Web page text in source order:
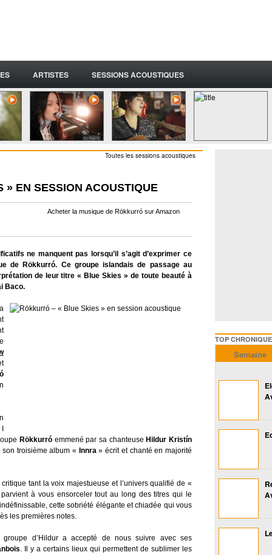
ARTISTES SESSIONS ACOUSTIQUES
Toutes les sessions acoustiques
EN SESSION ACOUSTIQUE
Acheter la musique de Rökkurró sur Amazon
ne manquent pas lorsqu’il s’agit d’exprimer ce
de Rökkurró. Ce groupe islandais de passage au
de leur titre « Blue Skies » de toute beauté à
Baco.
Rökkurró emmené par sa chanteuse Hildur Kristín
troisième album « Innra» écrit et chanté en majorité
tant la voix majestueuse et l’univers qualifié de «
à vous ensorceler tout au long des titres qui le
cette sobriété élégante et chiadée qui vous
les premières notes.
d’Hildur a accepté de nous suivre avec ses
. Il y a certains lieux qui permettent de sublimer les
TOP
Semaine